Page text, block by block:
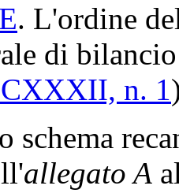
. L'ordine
di
n. 1
schema
allegato A